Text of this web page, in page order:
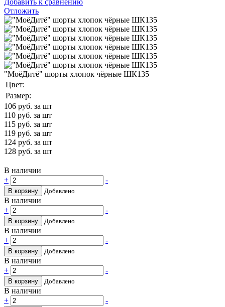
Добавить к сравнению
Отложить
"МоёДитё" шорты хлопок чёрные ШК135
Цвет:
Размер:
106 руб. за шт
110 руб. за шт
115 руб. за шт
119 руб. за шт
124 руб. за шт
128 руб. за шт
В наличии
+
-
В корзину Добавлено
В наличии
+
-
В корзину Добавлено
В наличии
+
-
В корзину Добавлено
В наличии
+
-
В корзину Добавлено
В наличии
+
-